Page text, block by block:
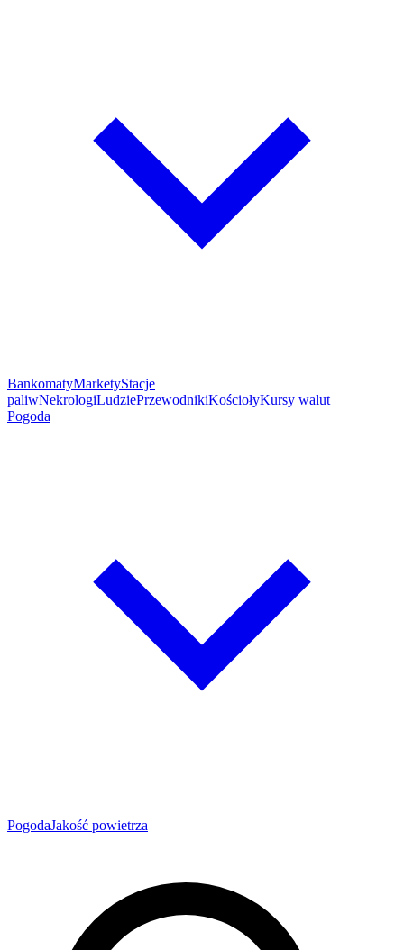
BankomatyMarketyStacje
paliwNekrologiLudziePrzewodnikiKościołyKursy walut
Pogoda
PogodaJakość powietrza